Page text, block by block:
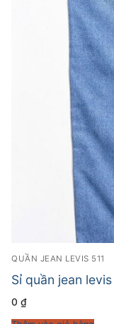
QUẦN JEAN LEVIS 511
Sỉ quần jean
0 ₫